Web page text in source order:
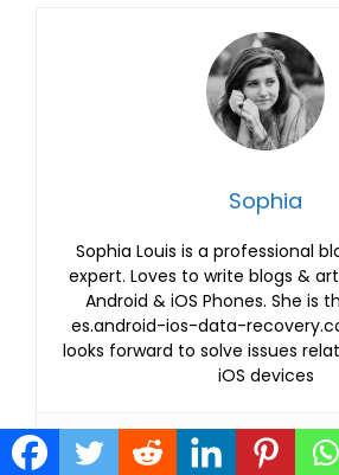
Sophia
Sophia Louis is a professional
expert. Loves to write blogs &
Android & iOS Phones. She is
es.android-ios-data-
looks forward to solve issues
iOS devices